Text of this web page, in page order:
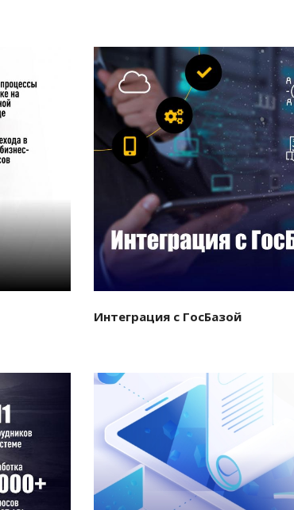
Смотреть проект
Интеграция с ГосБазой
Смотреть проект